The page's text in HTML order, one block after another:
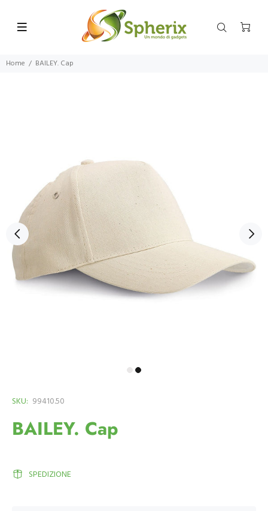
Home BAILEY. Cap
SKU: 99410.50
BAILEY. Cap
SPEDIZIONE